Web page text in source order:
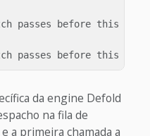
passes before this
da engine Defold
na fila de
e a primeira chamada a